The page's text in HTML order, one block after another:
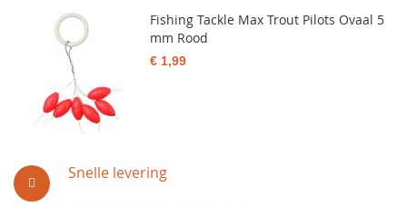
Snelle levering
Fishing Tackle Max Trout Pilots Ovaal 5
mm Rood
€ 1,99